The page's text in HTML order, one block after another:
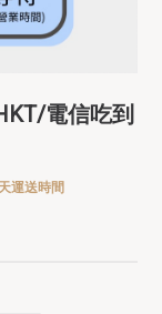
電信吃到
運送時間